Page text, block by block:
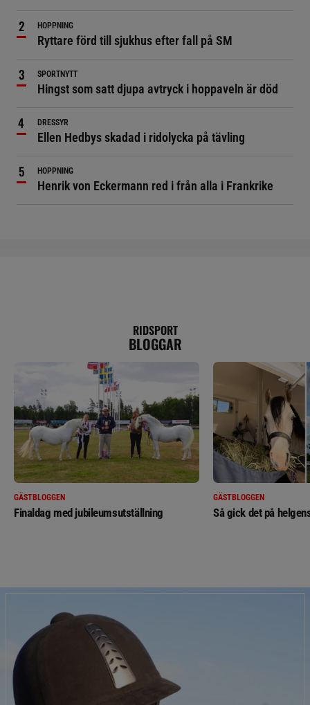
HOPPNING
Ryttare förd till sjukhus efter fall på SM
SPORTNYTT
Hingst som satt djupa avtryck i hoppaveln är död
DRESSYR
Ellen Hedbys skadad i ridolycka på tävling
HOPPNING
Henrik von Eckermann red i från alla i Frankrike
RIDSPORT
BLOGGAR
GÄSTBLOGGEN
Finaldag med jubileumsutställning
GÄSTBLOGGEN
Så gick det på